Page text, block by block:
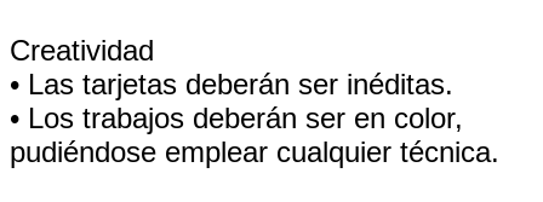
Creatividad
• Las tarjetas deberán ser inéditas.
• Los trabajos deberán ser en color,
pudiéndose emplear cualquier técnica.